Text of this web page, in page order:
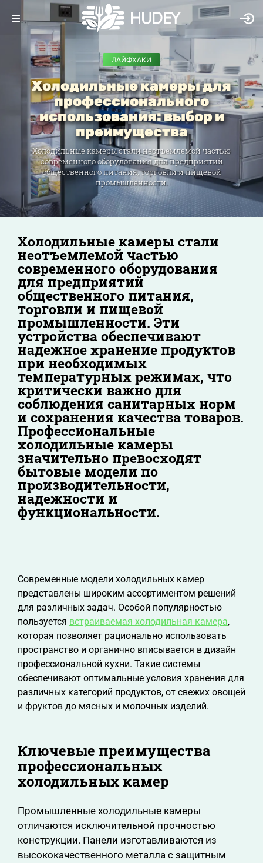
ЛАЙФХАКИ
Холодильные камеры для
профессионального
использования: выбор и
преимущества
Холодильные камеры стали неотъемлемой частью
современного оборудования для предприятий
общественного питания, торговли и пищевой
промышленности.
Холодильные камеры стали
неотъемлемой частью
современного оборудования
для предприятий
общественного питания,
торговли и пищевой
промышленности. Эти
устройства обеспечивают
надежное хранение продуктов
при необходимых
температурных режимах, что
критически важно для
соблюдения санитарных норм
и сохранения качества товаров.
Профессиональные
холодильные камеры
значительно превосходят
бытовые модели по
производительности,
надежности и
функциональности.
Современные модели холодильных камер
представлены широким ассортиментом решений
для различных задач. Особой популярностью
пользуется встраиваемая холодильная камера,
которая позволяет рационально использовать
пространство и органично вписывается в дизайн
профессиональной кухни. Такие системы
обеспечивают оптимальные условия хранения для
различных категорий продуктов, от свежих овощей
и фруктов до мясных и молочных изделий.
Ключевые преимущества
профессиональных
холодильных камер
Промышленные холодильные камеры
отличаются исключительной прочностью
конструкции. Панели изготавливаются из
высококачественного металла с защитным